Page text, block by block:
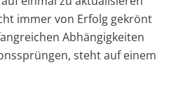
immer von Erfolg gekrönt
Abhängigkeiten
steht auf einem